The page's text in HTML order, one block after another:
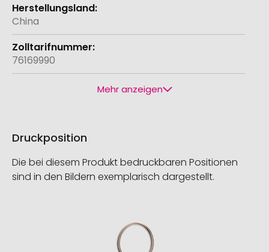
China
76169990
Mehr anzeigen
Druckposition
Die bei diesem Produkt bedruckbaren Positionen
sind in den Bildern exemplarisch dargestellt.